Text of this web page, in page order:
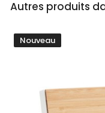
Autres produits
Nouveau